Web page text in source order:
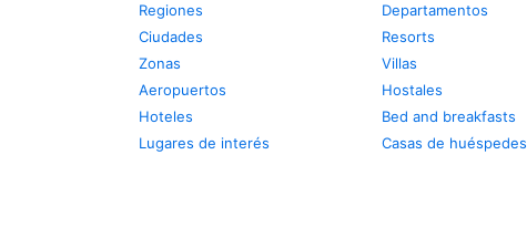
Regiones
Ciudades
Zonas
Aeropuertos
Hoteles
Lugares de interés
Departamentos
Resorts
Villas
Hostales
Bed and breakfasts
Casas de huéspedes